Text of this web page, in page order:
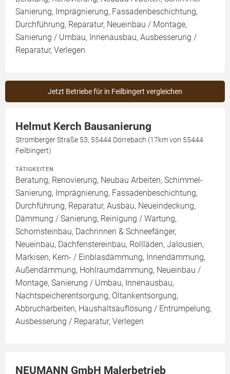
Sanierung, Imprägnierung, Fassadenbeschichtung,
Durchführung, Reparatur, Neueinbau / Montage,
Sanierung / Umbau, Innenausbau, Ausbesserung /
Reparatur, Verlegen
Jetzt Betriebe für in Feilbingert vergleichen
Helmut Kerch Bausanierung
Stromberger Straße 53, 55444 Dörrebach (17km von 55444
Feilbingert)
TÄTIGKEITEN
Beratung, Renovierung, Neubau Arbeiten, Schimmel-
Sanierung, Imprägnierung, Fassadenbeschichtung,
Durchführung, Reparatur, Ausbau, Neueindeckung,
Dämmung / Sanierung, Reinigung / Wartung,
Schornsteinbau, Dachrinnen & Schneefänger,
Neueinbau, Dachfenstereinbau, Rollläden, Jalousien,
Markisen, Kern- / Einblasdämmung, Innendämmung,
Außendämmung, Hohlraumdämmung, Neueinbau /
Montage, Sanierung / Umbau, Innenausbau,
Nachtspeicherentsorgung, Öltankentsorgung,
Abbrucharbeiten, Haushaltsauflösung / Entrümpelung,
Ausbesserung / Reparatur, Verlegen
NEUMANN GmbH Malerbetrieb